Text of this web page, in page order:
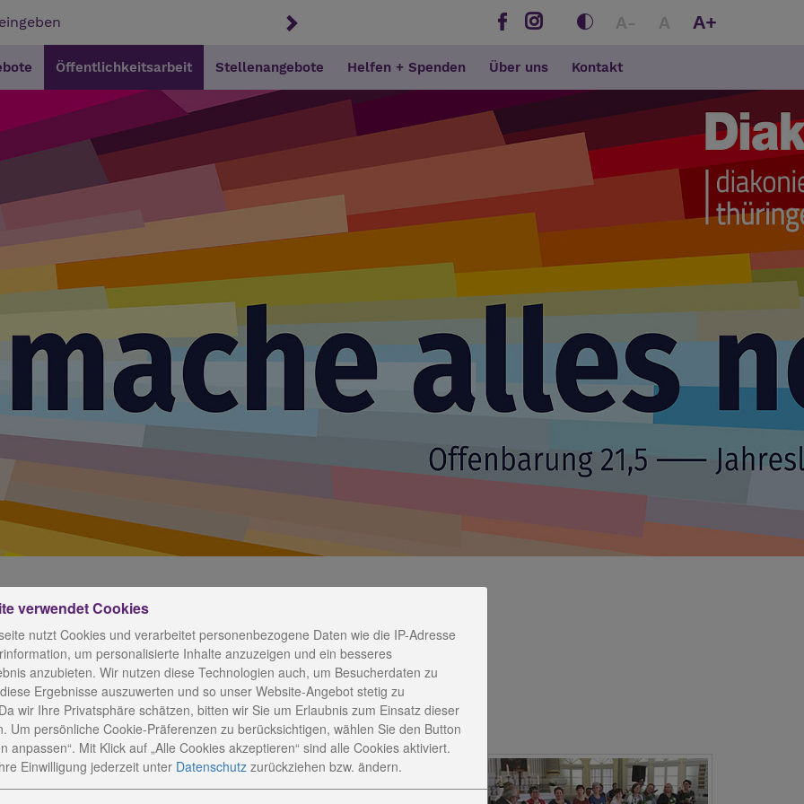
A- A A+
Öffentlichkeitsarbeit Stellenangebote Helfen + Spenden Über uns Kontakt
sterben muss
nicht mehr im Schoß der Familie. Viele leben allein, da ist
Geschäftsbereichsleiter Altenhilfe der
verwendet Cookies
nutzt Cookies und verarbeitet personenbezogene Daten wie die IP-Adresse
um personalisierte Inhalte anzuzeigen und ein besseres
anzubieten. Wir nutzen diese Technologien auch, um Besucherdaten zu
Ergebnisse auszuwerten und so unser Website-Angebot stetig zu
wir Ihre Privatsphäre schätzen, bitten wir Sie um Erlaubnis zum Einsatz dieser
Um persönliche Cookie-Präferenzen zu berücksichtigen, wählen Sie den Button
anpassen“. Mit Klick auf „Alle Cookies akzeptieren“ sind alle Cookies aktiviert.
Einwilligung jederzeit unter Datenschutz zurückziehen bzw. ändern.